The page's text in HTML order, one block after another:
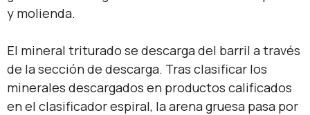
y molienda.
El mineral triturado se descarga del barril a través
de la sección de descarga. Tras clasificar los
minerales descargados en productos calificados
en el clasificador espiral, la arena gruesa pasa por